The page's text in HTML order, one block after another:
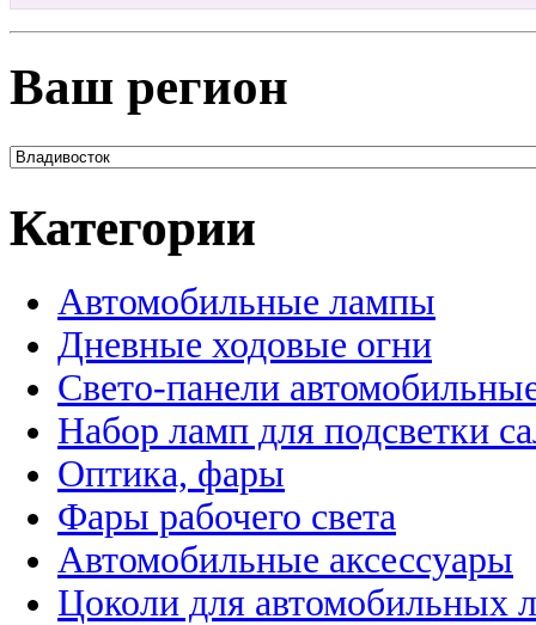
Ваш регион
Категории
Автомобильные лампы
Дневные ходовые огни
Свето-панели
Набор ламп для подсветки
Оптика, фары
Фары рабочего света
Автомобильные аксессуары
Цоколи для автомобильных